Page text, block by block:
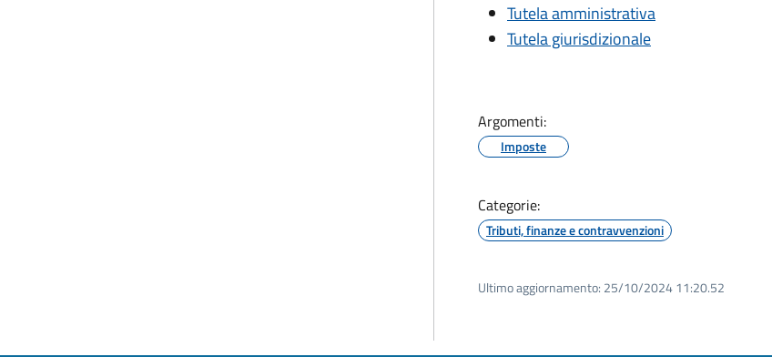
Tutela amministrativa
Tutela giurisdizionale
Argomenti:
Imposte
Categorie:
Tributi, finanze e contravvenzioni
Ultimo aggiornamento: 25/10/2024 11:20.52